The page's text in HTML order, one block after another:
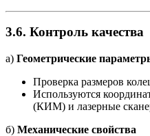
3.6. Контроль качества
а) Геометрические
Проверка размеров
Используются
(КИМ) и лазерные
б) Механические свойства